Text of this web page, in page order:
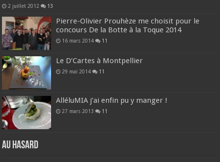
2 juillet 2012 13
Pierre-Olivier Prouhèze me choisit pour le
concours De la Botte à la Toque 2014
16 mars 2014 11
Le D’Cartes à Montpellier
29 mai 2014 11
AlléluMIA j’ai enfin pu y manger !
27 mars 2013 11
Au hasard